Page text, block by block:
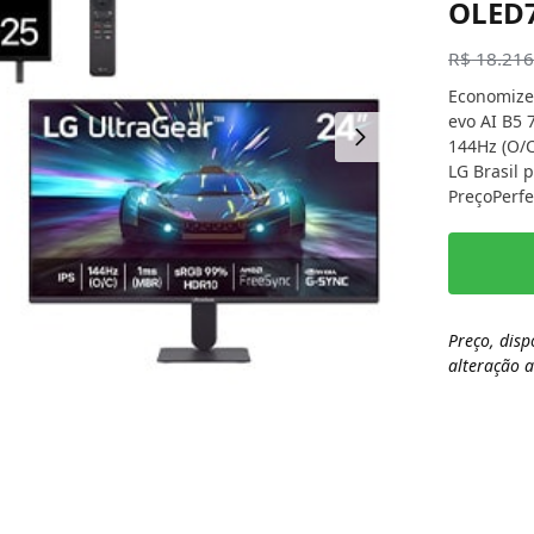
R$
evo AI B5
144Hz (O/
LG Brasil
Preço,
alteração